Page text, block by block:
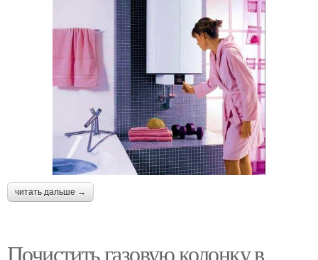
читать дальше →
Почистить газовую колонку в